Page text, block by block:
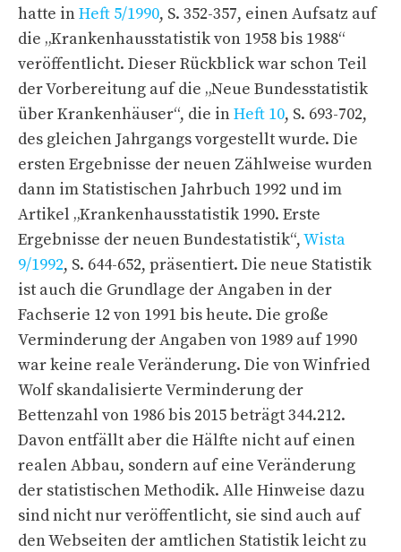
hatte inHeft 5/1990, S. 352-357, einen Aufsatz auf
die „Krankenhausstatistik von 1958 bis 1988“
veröffentlicht. Dieser Rückblick war schon Teil
der Vorbereitung auf die „Neue Bundesstatistik
über Krankenhäuser“, die inHeft 10, S. 693-702,
des gleichen Jahrgangs vorgestellt wurde. Die
ersten Ergebnisse der neuen Zählweise wurden
dann im Statistischen Jahrbuch 1992 und im
Artikel „Krankenhausstatistik 1990. Erste
Ergebnisse der neuen Bundestatistik“,Wista
9/1992, S. 644-652, präsentiert. Die neue Statistik
ist auch die Grundlage der Angaben in der
Fachserie 12 von 1991 bis heute. Die große
Verminderung der Angaben von 1989 auf 1990
war keine reale Veränderung. Die von Winfried
Wolf skandalisierte Verminderung der
Bettenzahl von 1986 bis 2015 beträgt 344.212.
Davon entfällt aber die Hälfte nicht auf einen
realen Abbau, sondern auf eine Veränderung
der statistischen Methodik. Alle Hinweise dazu
sind nicht nur veröffentlicht, sie sind auch auf
den Webseiten der amtlichen Statistik leicht zu